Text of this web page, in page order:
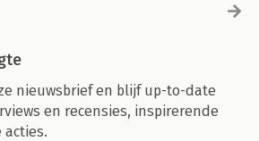
nieuwsbrief en blijf up-to-date
en recensies, inspirerende
acties.